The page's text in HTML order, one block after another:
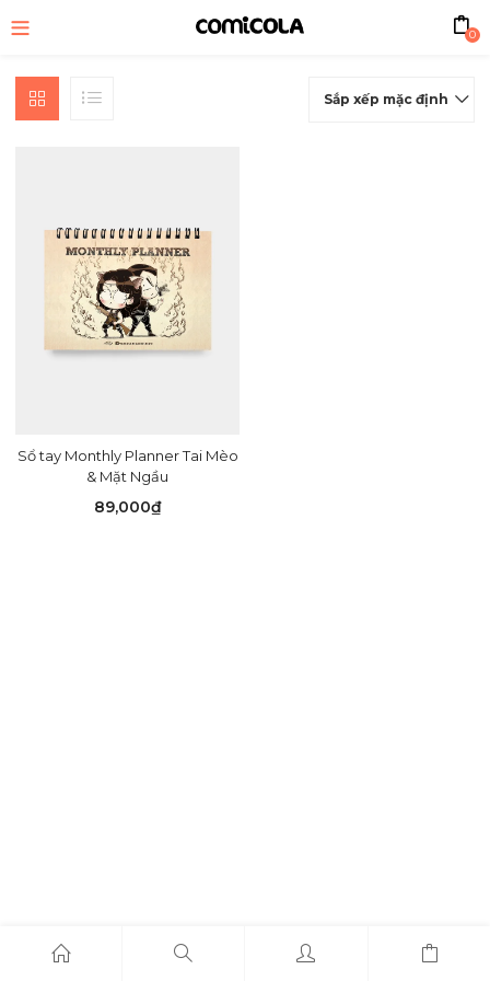
(Sản phẩm)
0
Sắp xếp mặc định
Sổ tay Monthly Planner Tai Mèo
& Mặt Ngầu
89,000₫